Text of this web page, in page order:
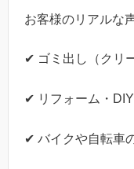
お客様のリアルな
✔ ゴミ出し（クリ
✔ リフォーム・
✔ バイクや自転車